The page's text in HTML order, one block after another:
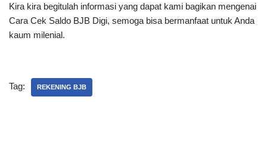
Kira kira begitulah informasi yang dapat kami bagikan mengenai
Cara Cek Saldo BJB Digi, semoga bisa bermanfaat untuk Anda
kaum milenial.
Tag: REKENING BJB